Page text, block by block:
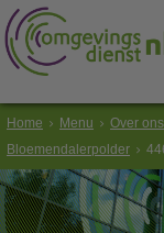
Home Menu Over ons
Bloemendalerpolder